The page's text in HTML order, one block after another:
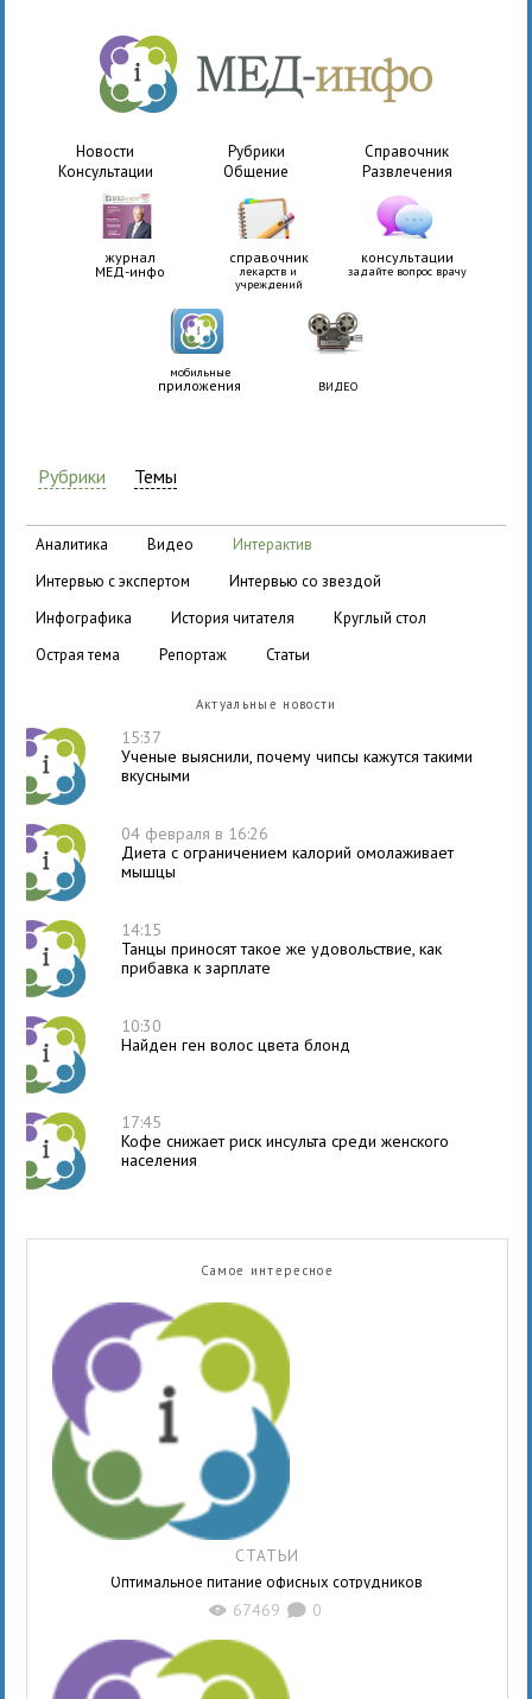
Новости Рубрики
Справочник
Консультации
Общение Развлечения
журнал
МЕД-инфо
справочник
лекарств и
учреждений
консультации
задайте вопрос врачу
мобильные
приложения ВИДЕО
Рубрики Темы
аналитика видео
интерактив
интервью с экспертом
интервью со звездой
инфографика
история читателя
круглый стол
острая тема
репортаж статьи
Актуальные новости
15:37
Ученые выяснили, почему чипсы кажутся такими
вкусными
04 февраля в 16:26
Диета с ограничением калорий омолаживает
мышцы
14:15
Танцы приносят такое же удовольствие, как
прибавка к зарплате
10:30
Найден ген волос цвета блонд
17:45
Кофе снижает риск инсульта среди женского
населения
Самое интересное
СТАТЬИ
Оптимальное питание офисных сотрудников
X 67469 K 0